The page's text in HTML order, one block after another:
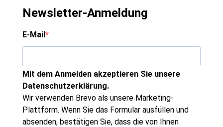
Newsletter-Anmeldung
E-Mail
Mit dem Anmelden akzeptieren Sie unsere
Datenschutzerklärung.
Wir verwenden Brevo als unsere Marketing-
Plattform. Wenn Sie das Formular ausfüllen und
absenden, bestätigen Sie, dass die von Ihnen